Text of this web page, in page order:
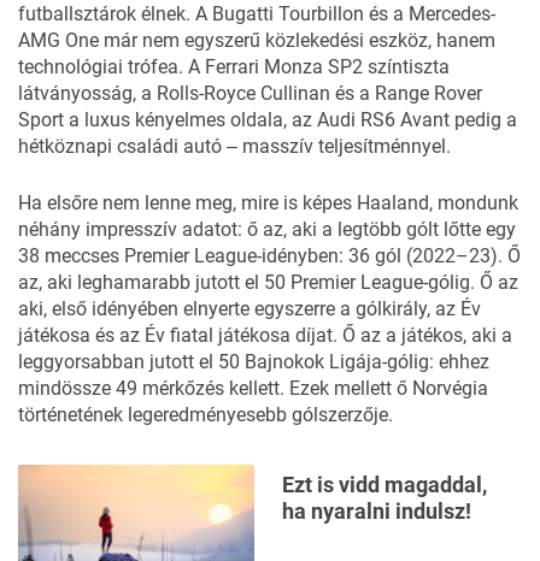
futballsztárok élnek. A Bugatti Tourbillon és a Mercedes-
AMG One már nem egyszerű közlekedési eszköz, hanem
technológiai trófea. A Ferrari Monza SP2 színtiszta
látványosság, a Rolls-Royce Cullinan és a Range Rover
Sport a luxus kényelmes oldala, az Audi RS6 Avant pedig a
hétköznapi családi autó ‒ masszív teljesítménnyel.
Ha elsőre nem lenne meg, mire is képes Haaland, mondunk
néhány impresszív adatot: ő az, aki a legtöbb gólt lőtte egy
38 meccses Premier League-idényben: 36 gól (2022–23). Ő
az, aki leghamarabb jutott el 50 Premier League-gólig. Ő az
aki, első idényében elnyerte egyszerre a gólkirály, az Év
játékosa és az Év fiatal játékosa díjat. Ő az a játékos, aki a
leggyorsabban jutott el 50 Bajnokok Ligája-gólig: ehhez
mindössze 49 mérkőzés kellett. Ezek mellett ő Norvégia
történetének legeredményesebb gólszerzője.
Ezt is vidd magaddal,
ha nyaralni indulsz!